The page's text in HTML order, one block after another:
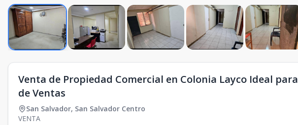
Venta de Propiedad Comercial en Colonia Layco Ideal
de Ventas
San Salvador, San Salvador Centro
VENTA